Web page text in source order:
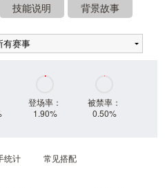
技能说明 背景故事
登场率：
1.90%
被禁率：
0.50%
统计 常见搭配